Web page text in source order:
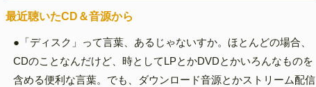
最近聴いたCD＆音源から
●「ディスク」って言葉、あるじゃないすか。ほとんどの場合、
CDのことなんだけど、時としてLPとかDVDとかいろんなものを
含める便利な言葉。でも、ダウンロード音源とかストリーム配信